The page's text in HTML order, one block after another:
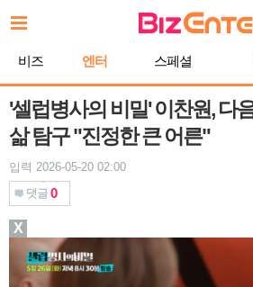
문
비즈 엔터 스페셜
'셀럽병사의 비밀' 이찬원, 다
삶 탐구 "진정한 큰 어른"
입력 2026-05-20 02:00
댓글 0
X